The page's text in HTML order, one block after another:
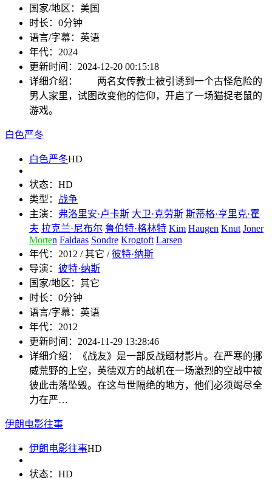
国家/地区： 美国
时长： 0分钟
语言/字幕： 英语
年代： 2024
更新时间： 2024-12-20 00:15:18
详细介绍：
两名女传教士被引诱到一个古怪危险的
男人家里，试图改变他的信仰，开启了一场猫捉老鼠的
游戏。
白色严冬
白色严冬HD
状态： HD
类型： 战争
主演： 弗洛里安·卢卡斯 大卫·克劳斯 斯蒂格·亨里克·霍
夫 拉克兰·尼布尔 鲁伯特·格林特 Kim Haugen Knut Joner
Morten Faldaas Sondre Krogtoft Larsen
年代： 2012 / 其它 /彼特·纳斯
导演： 彼特·纳斯
国家/地区： 其它
时长： 0分钟
语言/字幕： 英语
年代： 2012
更新时间： 2024-11-29 13:28:46
详细介绍：
《战友》是一部反战题材影片。在严寒的挪
威荒野的上空，英德双方的战机在一场激烈的空战中被
彼此击落坠毁。在这与世隔绝的地方，他们必须竭尽全
力在严…
伊朗电影往事
伊朗电影往事HD
状态： HD